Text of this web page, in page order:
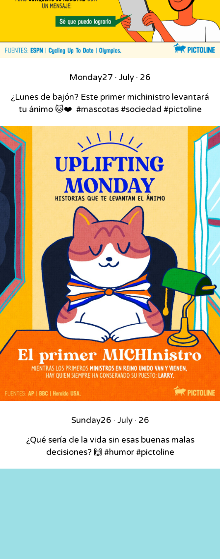
Monday27 · July · 26
¿Lunes de bajón? Este primer michinistro levantará
tu ánimo 🐱❤️⁣ ⁣ #mascotas #sociedad #pictoline
Sunday26 · July · 26
¿Qué sería de la vida sin esas buenas malas
decisiones? 🙌 #humor #pictoline